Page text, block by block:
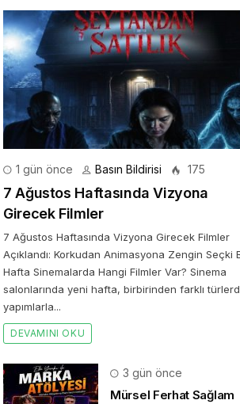
1 gün önce Basın Bildirisi 175
7 Ağustos Haftasında Vizyona
Girecek Filmler
7 Ağustos Haftasında Vizyona Girecek Filmler
Açıklandı: Korkudan Animasyona Zengin Seçki
Hafta Sinemalarda Hangi Filmler Var? Sinema
salonlarında yeni hafta, birbirinden farklı
yapımlarla...
DEVAMINI OKU
3 gün önce
Mürsel Ferhat Sağlam